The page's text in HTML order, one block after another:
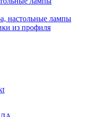
настольные лампы
из профиля